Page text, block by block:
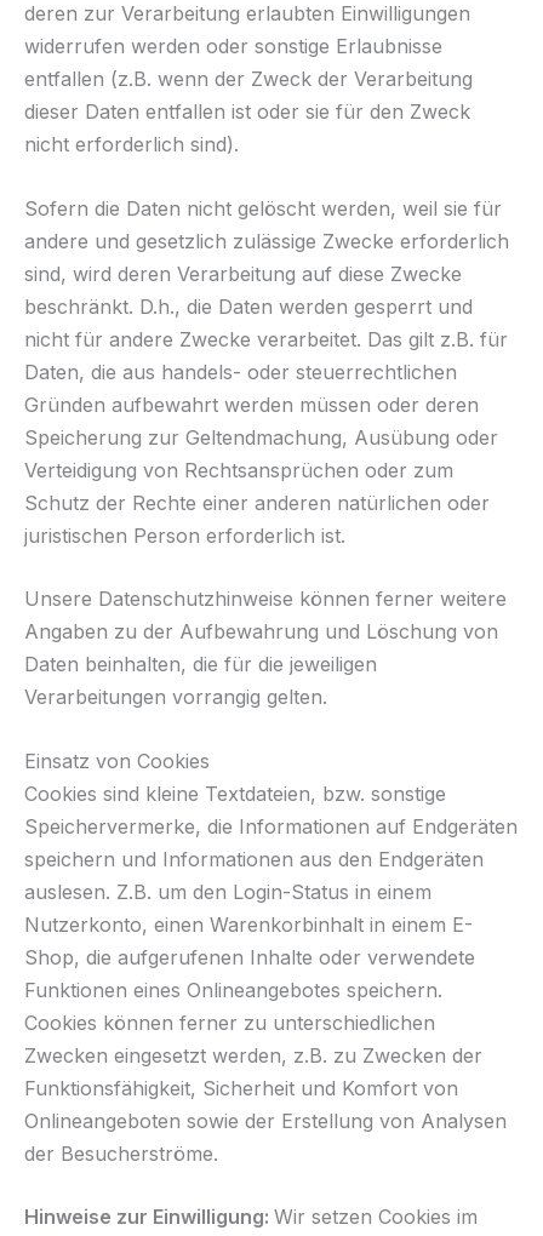
deren zur Verarbeitung erlaubten Einwilligungen
widerrufen werden oder sonstige Erlaubnisse
entfallen (z.B. wenn der Zweck der Verarbeitung
dieser Daten entfallen ist oder sie für den Zweck
nicht erforderlich sind).
Sofern die Daten nicht gelöscht werden, weil sie für
andere und gesetzlich zulässige Zwecke erforderlich
sind, wird deren Verarbeitung auf diese Zwecke
beschränkt. D.h., die Daten werden gesperrt und
nicht für andere Zwecke verarbeitet. Das gilt z.B. für
Daten, die aus handels- oder steuerrechtlichen
Gründen aufbewahrt werden müssen oder deren
Speicherung zur Geltendmachung, Ausübung oder
Verteidigung von Rechtsansprüchen oder zum
Schutz der Rechte einer anderen natürlichen oder
juristischen Person erforderlich ist.
Unsere Datenschutzhinweise können ferner weitere
Angaben zu der Aufbewahrung und Löschung von
Daten beinhalten, die für die jeweiligen
Verarbeitungen vorrangig gelten.
Einsatz von Cookies
Cookies sind kleine Textdateien, bzw. sonstige
Speichervermerke, die Informationen auf Endgeräten
speichern und Informationen aus den Endgeräten
auslesen. Z.B. um den Login-Status in einem
Nutzerkonto, einen Warenkorbinhalt in einem E-
Shop, die aufgerufenen Inhalte oder verwendete
Funktionen eines Onlineangebotes speichern.
Cookies können ferner zu unterschiedlichen
Zwecken eingesetzt werden, z.B. zu Zwecken der
Funktionsfähigkeit, Sicherheit und Komfort von
Onlineangeboten sowie der Erstellung von Analysen
der Besucherströme.
Hinweise zur Einwilligung: Wir setzen Cookies im